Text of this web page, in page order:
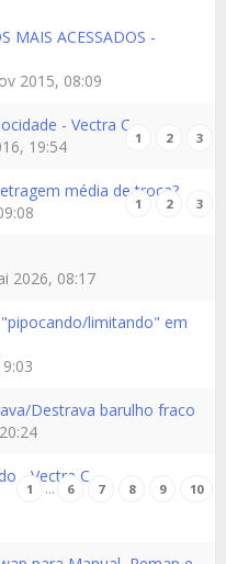
MAIS ACESSADOS -
2015, 08:09
- Vectra C
1 2 3
19:54
média de troca?
1 2 3
2026, 08:17
limitando" em
Destrava barulho fraco
- Vectra C
1 … 6 7 8 9 10